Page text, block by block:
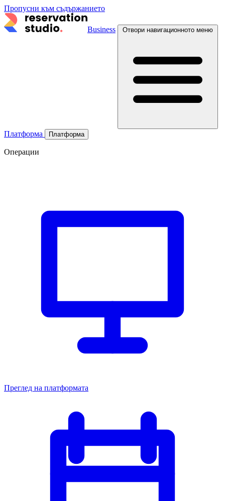
Пропусни към съдържанието
Business Отвори навигационното меню
Платформа Платформа
Операции
Преглед на платформата